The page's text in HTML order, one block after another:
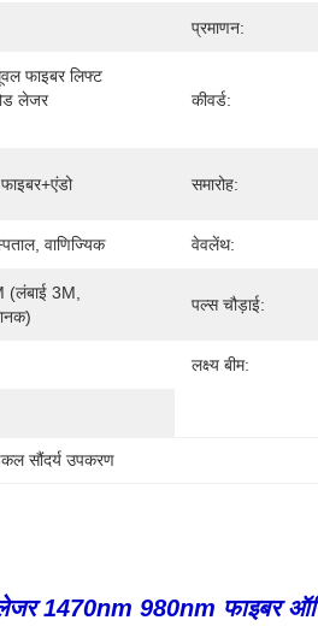
प्रमाणन:
फाइबर लिफ्ट
लेजर
कीवर्ड:
समारोह:
वाणिज्यिक वेवलेंथ:
3M,
पल्स चौड़ाई:
लक्ष्य बीम:
सौंदर्य उपकरण
1470nm 980nm फाइबर